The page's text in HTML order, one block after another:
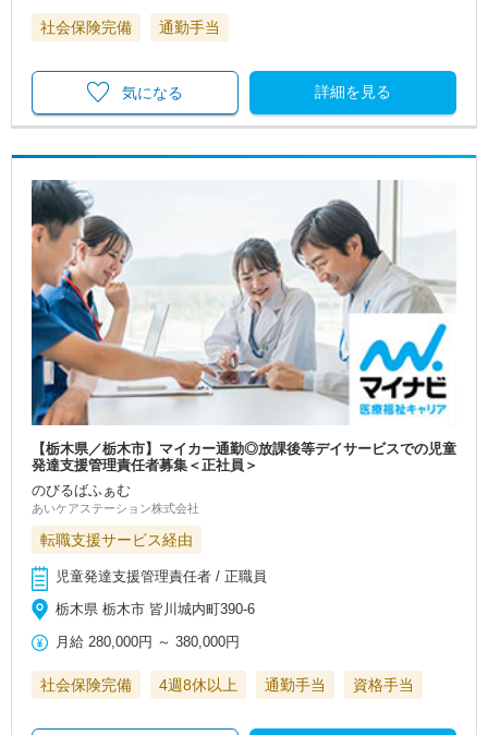
社会保険完備 通勤手当
詳細を見る
気になる
【栃木県／栃木市】マイカー通勤◎放課後等デイサービスでの児童
発達支援管理責任者募集＜正社員＞
のびるばふぁむ
あいケアステーション株式会社
転職支援サービス経由
児童発達支援管理責任者 / 正職員
栃木県 栃木市 皆川城内町390-6
月給 280,000円 ～380,000円
社会保険完備 4週8休以上 通勤手当 資格手当